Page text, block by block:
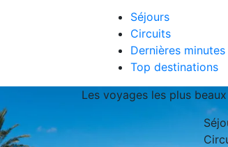
Séjours
Circuits
Dernières minutes
Top destinations
Les voyages les plus